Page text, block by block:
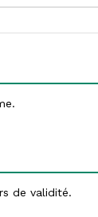
de validité.